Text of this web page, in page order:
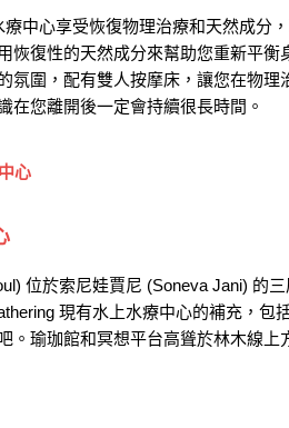
療中心享受恢復物理治療和天然成分
恢復性的天然成分來幫助您重新平
氛圍，配有雙人按摩床，讓您在物
在您離開後一定會持續很長時間。
位於索尼娃賈尼 (Soneva Jani) 的
現有水上水療中心的補充，包
。瑜珈館和冥想平台高聳於林木線上